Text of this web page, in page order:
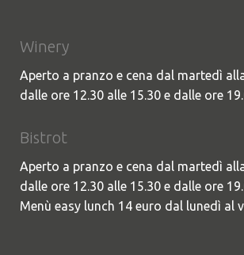
Winery
Aperto a pranzo e cena dal martedì
dalle ore 12.30 alle 15.30 e dalle ore
Bistrot
Aperto a pranzo e cena dal martedì
dalle ore 12.30 alle 15.30 e dalle ore
Menù easy lunch 14 euro dal lunedì al